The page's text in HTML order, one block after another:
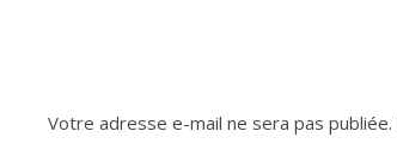
Votre adresse e-mail ne sera pas publiée.